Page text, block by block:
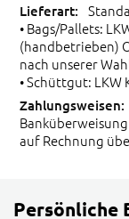
• Bags/Pallets:
(handbetrieben)
nach unserer
• Schüttgut: LKW
auf Rechnung
Persönliche